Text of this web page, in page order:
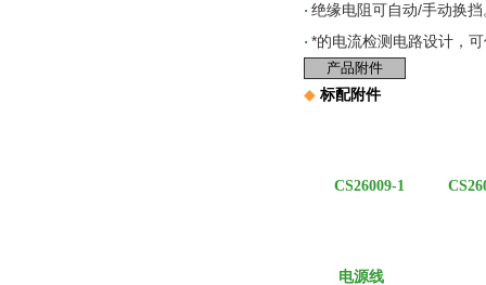
· 绝缘电阻可自动/手动换挡
· *的电流检测电路设计，
产品附件
◆ 标配附件
CS26009-1
电源线